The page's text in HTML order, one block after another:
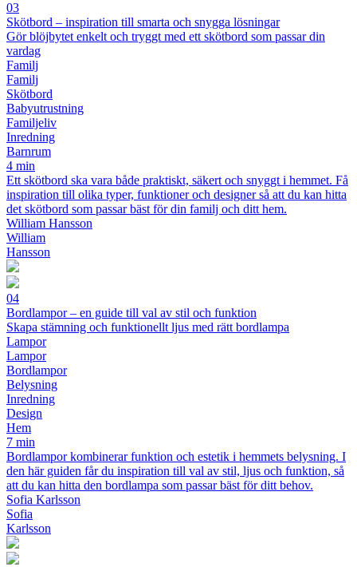
03
Skötbord – inspiration till smarta och snygga lösningar
Gör blöjbytet enkelt och tryggt med ett skötbord som passar din
vardag
Familj
Familj
Skötbord
Babyutrustning
Familjeliv
Inredning
Barnrum
4 min
Ett skötbord ska vara både praktiskt, säkert och snyggt i hemmet. Få
inspiration till olika typer, funktioner och designer så att du kan hitta
det skötbord som passar bäst för din familj och ditt hem.
William Hansson
William
Hansson
04
Bordlampor – en guide till val av stil och funktion
Skapa stämning och funktionellt ljus med rätt bordlampa
Lampor
Lampor
Bordlampor
Belysning
Inredning
Design
Hem
7 min
Bordlampor kombinerar funktion och estetik i hemmets belysning. I
den här guiden får du inspiration till val av stil, ljus och funktion, så
att du kan hitta den bordlampa som passar bäst för ditt behov.
Sofia Karlsson
Sofia
Karlsson